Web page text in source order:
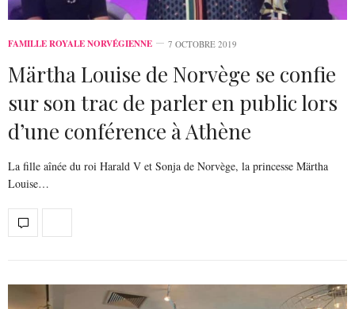
FAMILLE ROYALE NORVÉGIENNE 7 OCTOBRE 2019
Märtha Louise de Norvège se confie
sur son trac de parler en public lors
d’une conférence à Athène
La fille aînée du roi Harald V et Sonja de Norvège, la princesse Märtha
Louise…